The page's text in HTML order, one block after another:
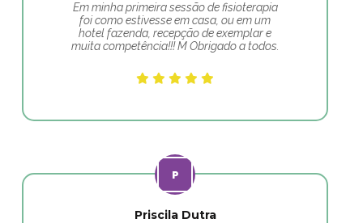
Em minha primeira sessão de fisioterapia
foi como estivesse em casa, ou em um
hotel fazenda, recepção de exemplar e
muita competência!!! M Obrigado a todos.
Priscila Dutra